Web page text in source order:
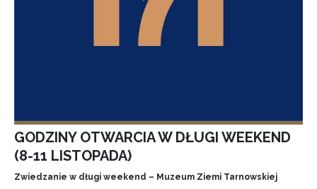
GODZINY OTWARCIA W DŁUGI WEEKEND
(8-11 LISTOPADA)
Zwiedzanie w długi weekend – Muzeum Ziemi Tarnowskiej